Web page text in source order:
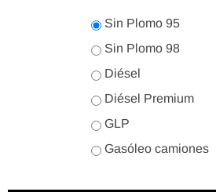
Sin Plomo 95
Sin Plomo 98
Diésel
Diésel Premium
GLP
Gasóleo camiones